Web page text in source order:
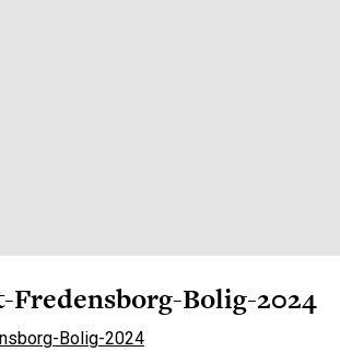
Bolig-2024
Bolig-2024